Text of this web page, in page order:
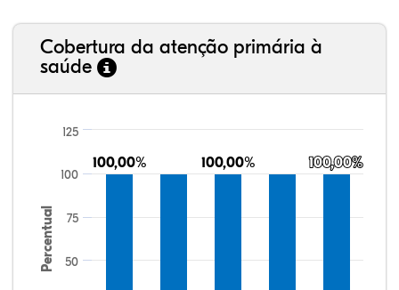
Cobertura da atenção primária à
saúde
Percentual
100,00%
100,00% 100,00%
100,00% 100,00%
100,00%
50
75
100
125